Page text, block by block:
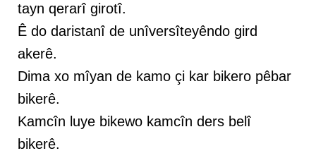
tayn qerarî girotî.
Ê do daristanî de unîversîteyêndo gird
akerê.
Dima xo mîyan de kamo çi kar bikero pêbar
bikerê.
Kamcîn luye bikewo kamcîn ders belî
bikerê.